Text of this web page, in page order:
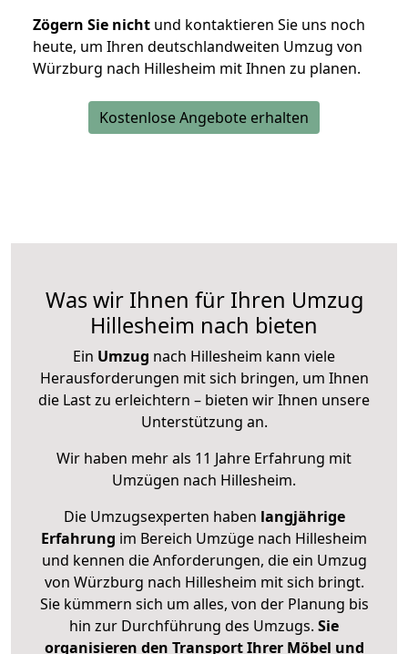
Zögern Sie nicht und kontaktieren Sie uns noch
heute, um Ihren deutschlandweiten Umzug von
Würzburg nach Hillesheim mit Ihnen zu planen.
Kostenlose Angebote erhalten
Was wir Ihnen für Ihren Umzug
Hillesheim nach bieten
Ein Umzug nach Hillesheim kann viele
Herausforderungen mit sich bringen, um Ihnen
die Last zu erleichtern – bieten wir Ihnen unsere
Unterstützung an.
Wir haben mehr als 11 Jahre Erfahrung mit
Umzügen nach Hillesheim.
Die Umzugsexperten haben langjährige
Erfahrung im Bereich Umzüge nach Hillesheim
und kennen die Anforderungen, die ein Umzug
von Würzburg nach Hillesheim mit sich bringt.
Sie kümmern sich um alles, von der Planung bis
hin zur Durchführung des Umzugs. Sie
organisieren den Transport Ihrer Möbel und